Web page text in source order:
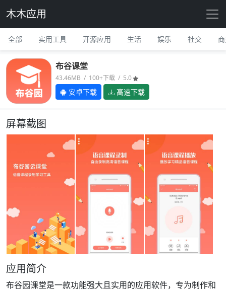
木木应用
全部 实用工具 开源应用 生活 娱乐 社交
布谷课堂
43.46MB / 100+下载 / 5.0
安卓下载 高速下载
屏幕截图
应用简介
布谷园课堂是一款功能强大且实用的应用软件，专为制作和